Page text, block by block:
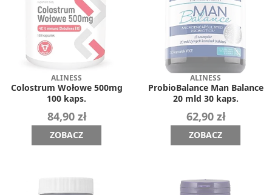
ALINESS
Colostrum Wołowe 500mg
100 kaps.
84,90 zł
ZOBACZ
ALINESS
ProbioBalance Man Balance
20 mld 30 kaps.
62,90 zł
ZOBACZ